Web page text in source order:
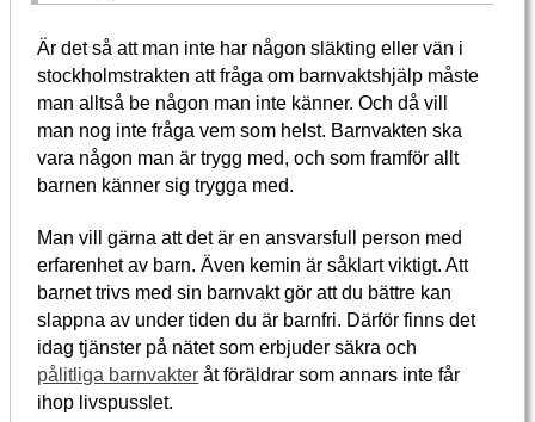
Är det så att man inte har någon släkting eller vän i
stockholmstrakten att fråga om barnvaktshjälp måste
man alltså be någon man inte känner. Och då vill
man nog inte fråga vem som helst. Barnvakten ska
vara någon man är trygg med, och som framför allt
barnen känner sig trygga med.
Man vill gärna att det är en ansvarsfull person med
erfarenhet av barn. Även kemin är såklart viktigt. Att
barnet trivs med sin barnvakt gör att du bättre kan
slappna av under tiden du är barnfri. Därför finns det
idag tjänster på nätet som erbjuder säkra och
pålitliga barnvakter åt föräldrar som annars inte får
ihop livspusslet.